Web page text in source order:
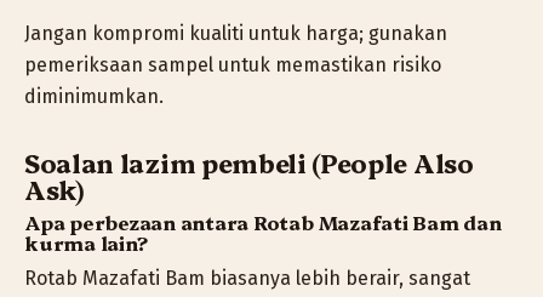
Jangan kompromi kualiti untuk harga; gunakan
pemeriksaan sampel untuk memastikan risiko
diminimumkan.
Soalan lazim pembeli (People Also
Ask)
Apa perbezaan antara Rotab Mazafati Bam dan
kurma lain?
Rotab Mazafati Bam biasanya lebih berair, sangat